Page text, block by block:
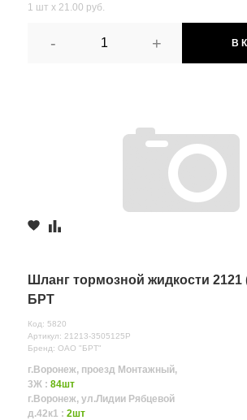
1 шт х 21.00 руб.
- + В
Шланг тормозной жидкости 2121
БРТ
Код: 5820
Артикул: 21213-3505125Р
Бренд: ОАО "БРТ"
г.Воронеж, проезд Монтажный,
3Ж : 84шт
г.Воронеж, ул.Лидии Рябцевой
д.42к1 : 2шт